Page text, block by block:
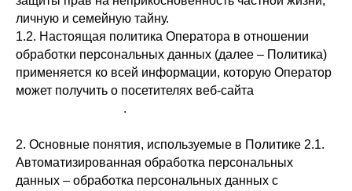
личную и семейную тайну.
1.2. Настоящая политика Оператора в отношении
обработки персональных данных (далее – Политика)
применяется ко всей информации, которую Оператор
может получить о посетителях веб-сайта
.
2. Основные понятия, используемые в Политике 2.1.
Автоматизированная обработка персональных
данных – обработка персональных данных с